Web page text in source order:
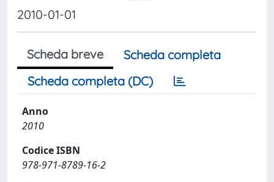
2010-01-01
Scheda breve
Scheda completa
Scheda completa (DC)
Anno
2010
Codice ISBN
978-971-8789-16-2